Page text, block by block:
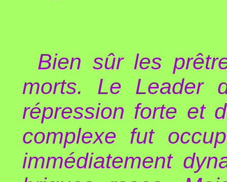
Bien sûr les
morts. Le Leader
répression forte et
complexe fut
immédiatement